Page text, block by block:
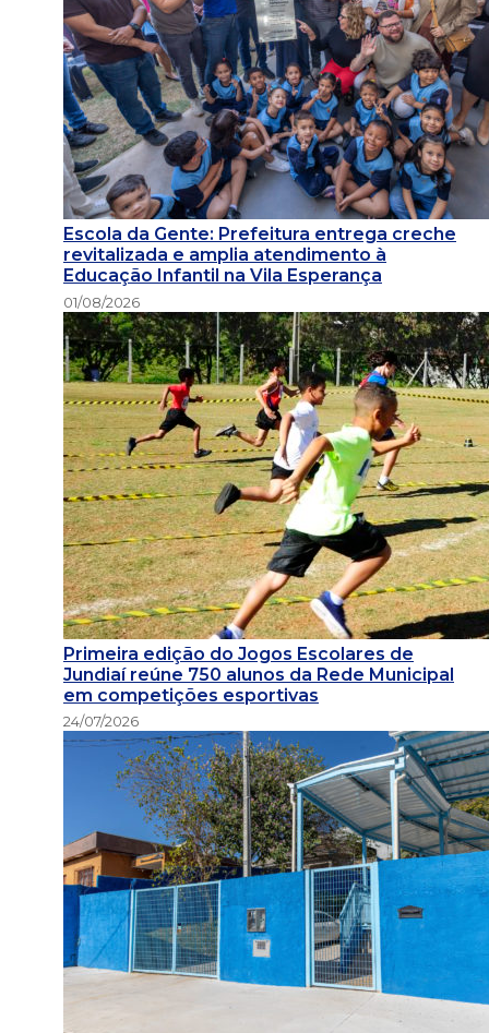
Escola da Gente: Prefeitura entrega creche
revitalizada e amplia atendimento à
Educação Infantil na Vila Esperança
01/08/2026
Primeira edição do Jogos Escolares de
Jundiaí reúne 750 alunos da Rede Municipal
em competições esportivas
24/07/2026